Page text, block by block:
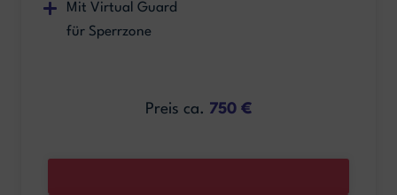
Mit Virtual Guard
für Sperrzone
Preis ca. 750 €